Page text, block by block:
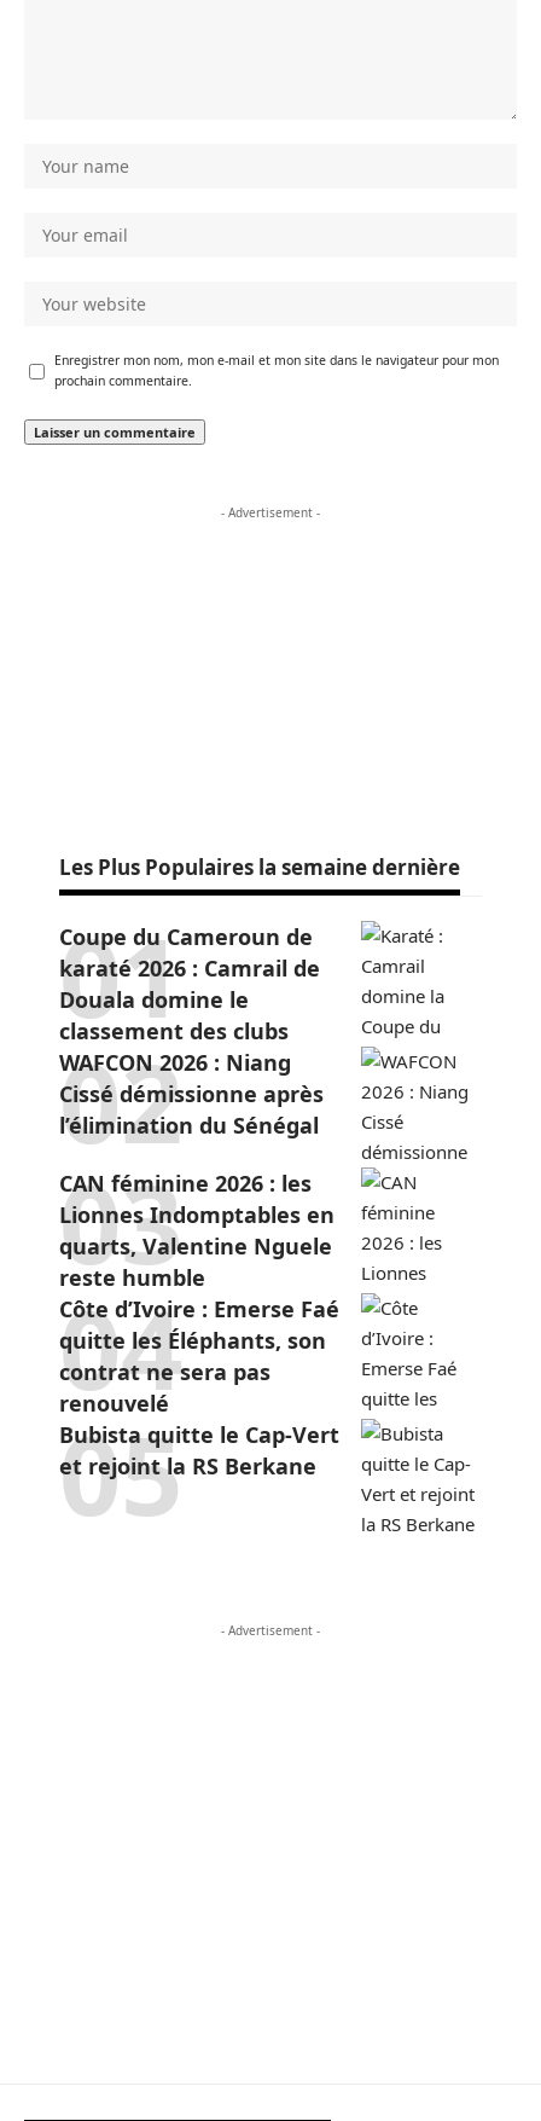
Enregistrer mon nom, mon e-mail et mon site dans le navigateur pour mon
prochain commentaire.
- Advertisement -
Les Plus Populaires la semaine dernière
Coupe du Cameroun de
karaté 2026 : Camrail de
Douala domine le
classement des clubs
WAFCON 2026 : Niang
Cissé démissionne après
l’élimination du Sénégal
CAN féminine 2026 : les
Lionnes Indomptables en
quarts, Valentine Nguele
reste humble
Côte d’Ivoire : Emerse Faé
quitte les Éléphants, son
contrat ne sera pas
renouvelé
Bubista quitte le Cap-Vert
et rejoint la RS Berkane
- Advertisement -